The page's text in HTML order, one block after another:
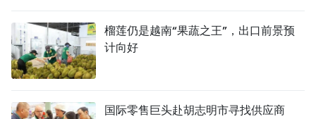
榴莲仍是越南“果蔬之王”，出口前景预
计向好
国际零售巨头赴胡志明市寻找供应商